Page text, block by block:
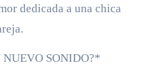
dedicada a una chica
SONIDO?*